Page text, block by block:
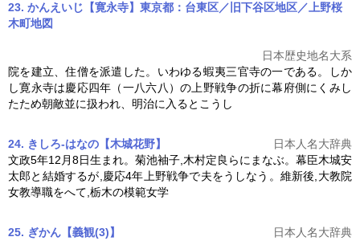
23. かんえいじ【寛永寺】東京都：台東区／旧下谷区地区／上野桜
木町地図
日本歴史地名大系
院を建立、住僧を派遣した。いわゆる蝦夷三官寺の一である。しか
し寛永寺は慶応四年（一八六八）の 上野戦争の折に幕府側にくみし
たため朝敵並に扱われ、明治に入るとこうし
24. きしろ-はなの【木城花野】
日本人名大辞典
文政5年12月8日生まれ。菊池袖子,木村定良らにまなぶ。幕臣木城安
太郎と結婚するが,慶応4年 上野戦争で夫をうしなう。維新後,大教院
女教導職をへて,栃木の模範女学
25. ぎかん【義観(3)】
日本人名大辞典